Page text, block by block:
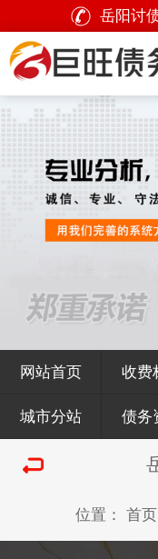
岳阳讨
网站首页 收费
城市分站 债务
位置： 首页